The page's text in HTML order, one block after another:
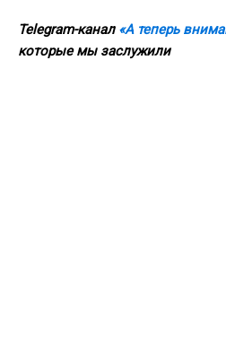
Telegram-канал «А теперь
которые мы заслужили